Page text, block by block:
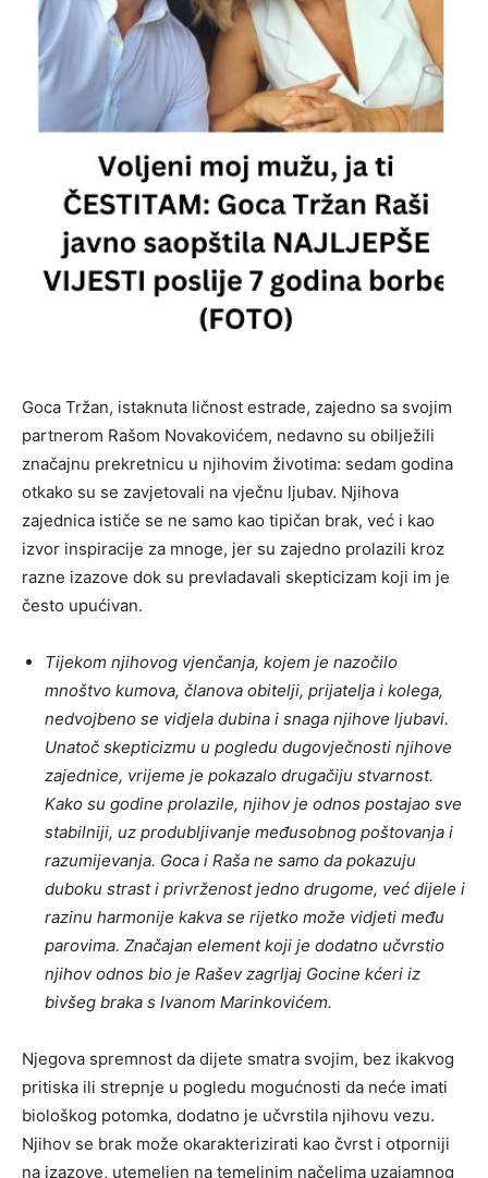
Goca Tržan, istaknuta ličnost estrade, zajedno sa svojim
partnerom Rašom Novakovićem, nedavno su obilježili
značajnu prekretnicu u njihovim životima: sedam godina
otkako su se zavjetovali na vječnu ljubav. Njihova
zajednica ističe se ne samo kao tipičan brak, već i kao
izvor inspiracije za mnoge, jer su zajedno prolazili kroz
razne izazove dok su prevladavali skepticizam koji im je
često upućivan.
Tijekom njihovog vjenčanja, kojem je nazočilo
mnoštvo kumova, članova obitelji, prijatelja i kolega,
nedvojbeno se vidjela dubina i snaga njihove ljubavi.
Unatoč skepticizmu u pogledu dugovječnosti njihove
zajednice, vrijeme je pokazalo drugačiju stvarnost.
Kako su godine prolazile, njihov je odnos postajao sve
stabilniji, uz produbljivanje međusobnog poštovanja i
razumijevanja. Goca i Raša ne samo da pokazuju
duboku strast i privrženost jedno drugome, već dijele i
razinu harmonije kakva se rijetko može vidjeti među
parovima. Značajan element koji je dodatno učvrstio
njihov odnos bio je Rašev zagrljaj Gocine kćeri iz
bivšeg braka s Ivanom Marinkovićem.
Njegova spremnost da dijete smatra svojim, bez ikakvog
pritiska ili strepnje u pogledu mogućnosti da neće imati
biološkog potomka, dodatno je učvrstila njihovu vezu.
Njihov se brak može okarakterizirati kao čvrst i otporniji
na izazove, utemeljen na temeljnim načelima uzajamnog